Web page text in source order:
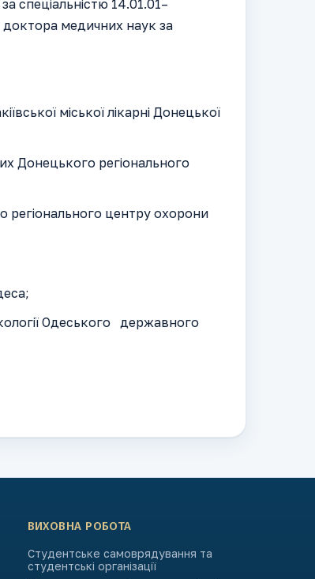
спеціальністю 14.01.01–
доктора медичних наук за
міської лікарні Донецької
Донецького регіонального
регіонального центру охорони
Одеського державного
ВИХОВНА РОБОТА
Студентське самоврядування та
студентські організації